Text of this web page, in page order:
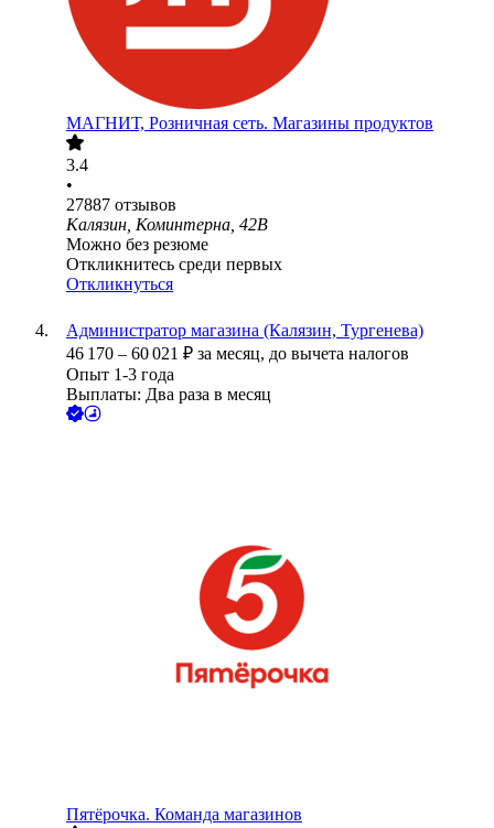
МАГНИТ, Розничная сеть. Магазины продуктов
3.4
•
27887 отзывов
Калязин, Коминтерна, 42В
Можно без резюме
Откликнитесь среди первых
Откликнуться
Администратор магазина (Калязин, Тургенева)
46 170 – 60 021 ₽ за месяц, до вычета налогов
Опыт 1-3 года
Выплаты: Два раза в месяц
Пятёрочка. Команда магазинов